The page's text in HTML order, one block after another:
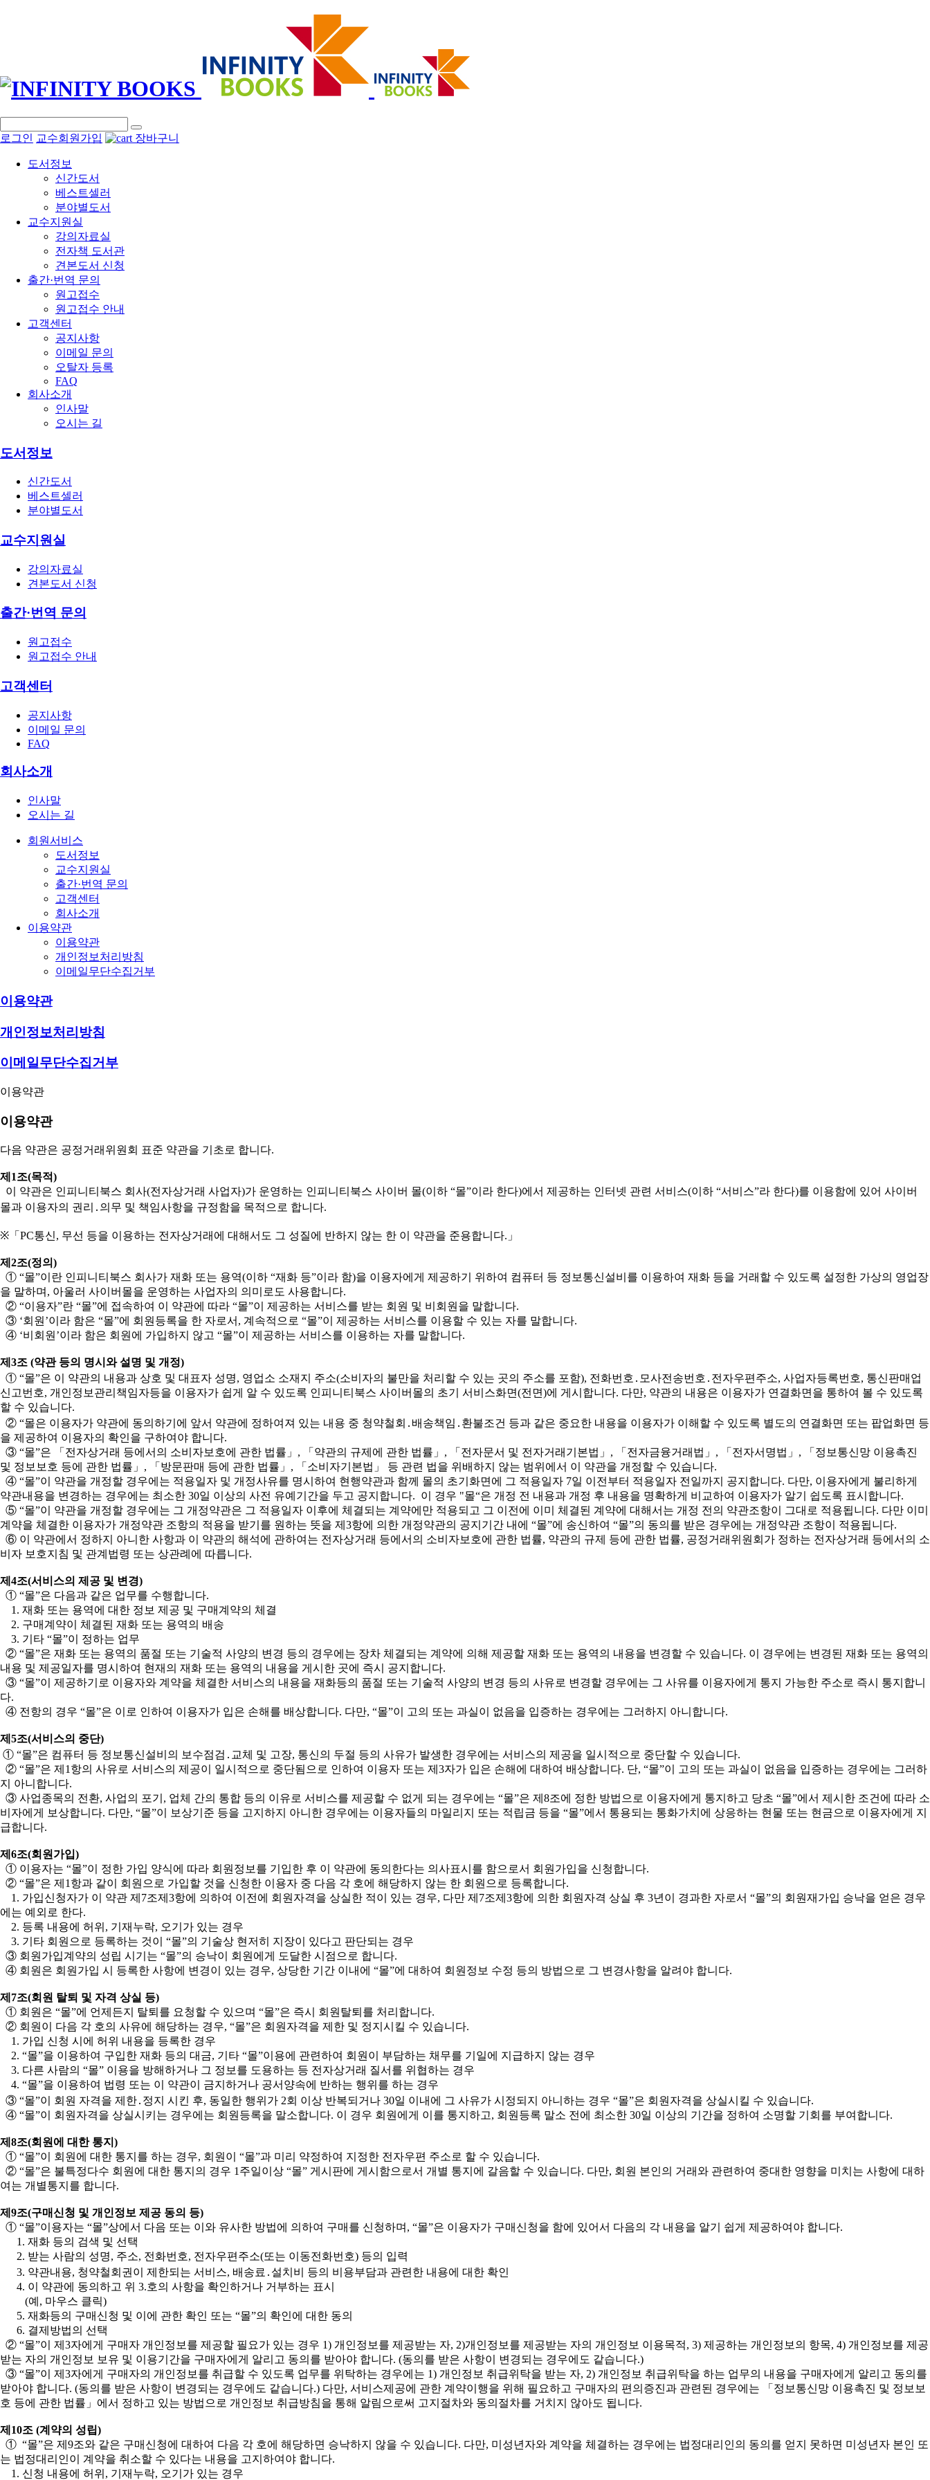
로그인 교수회원가입 장바구니
도서정보
신간도서
베스트셀러
분야별도서
교수지원실
강의자료실
전자책 도서관
견본도서 신청
출간·번역 문의
원고접수
원고접수 안내
고객센터
공지사항
이메일 문의
오탈자 등록
FAQ
회사소개
인사말
오시는 길
도서정보
신간도서
베스트셀러
분야별도서
교수지원실
강의자료실
견본도서 신청
출간·번역 문의
원고접수
원고접수 안내
고객센터
공지사항
이메일 문의
FAQ
회사소개
인사말
오시는 길
회원서비스
도서정보
교수지원실
출간·번역 문의
고객센터
회사소개
이용약관
이용약관
개인정보처리방침
이메일무단수집거부
이용약관
개인정보처리방침
이메일무단수집거부
이용약관
이용약관
다음 약관은 공정거래위원회 표준 약관을 기초로 합니다.
제1조(목적)
이 약관은 인피니티북스 회사(전자상거래 사업자)가 운영하는 인피니티북스 사이버 몰(이하 “몰”이라 한다)에서 제공하는 인터넷 관련 서비스(이하 “서비스”라 한다)를 이용함에 있어 사이버
몰과 이용자의 권리․의무 및 책임사항을 규정함을 목적으로 합니다.
※「PC통신, 무선 등을 이용하는 전자상거래에 대해서도 그 성질에 반하지 않는 한 이 약관을 준용합니다.」
제2조(정의)
① “몰”이란 인피니티북스 회사가 재화 또는 용역(이하 “재화 등”이라 함)을 이용자에게 제공하기 위하여 컴퓨터 등 정보통신설비를 이용하여 재화 등을 거래할 수 있도록 설정한 가상의 영업장
을 말하며, 아울러 사이버몰을 운영하는 사업자의 의미로도 사용합니다.
② “이용자”란 “몰”에 접속하여 이 약관에 따라 “몰”이 제공하는 서비스를 받는 회원 및 비회원을 말합니다.
③ ‘회원’이라 함은 “몰”에 회원등록을 한 자로서, 계속적으로 “몰”이 제공하는 서비스를 이용할 수 있는 자를 말합니다.
④ ‘비회원’이라 함은 회원에 가입하지 않고 “몰”이 제공하는 서비스를 이용하는 자를 말합니다.
제3조 (약관 등의 명시와 설명 및 개정)
① “몰”은 이 약관의 내용과 상호 및 대표자 성명, 영업소 소재지 주소(소비자의 불만을 처리할 수 있는 곳의 주소를 포함), 전화번호․모사전송번호․전자우편주소, 사업자등록번호, 통신판매업
신고번호, 개인정보관리책임자등을 이용자가 쉽게 알 수 있도록 인피니티북스 사이버몰의 초기 서비스화면(전면)에 게시합니다. 다만, 약관의 내용은 이용자가 연결화면을 통하여 볼 수 있도록
할 수 있습니다.
② “몰은 이용자가 약관에 동의하기에 앞서 약관에 정하여져 있는 내용 중 청약철회․배송책임․환불조건 등과 같은 중요한 내용을 이용자가 이해할 수 있도록 별도의 연결화면 또는 팝업화면 등
을 제공하여 이용자의 확인을 구하여야 합니다.
③ “몰”은 「전자상거래 등에서의 소비자보호에 관한 법률」, 「약관의 규제에 관한 법률」, 「전자문서 및 전자거래기본법」, 「전자금융거래법」, 「전자서명법」, 「정보통신망 이용촉진
및 정보보호 등에 관한 법률」, 「방문판매 등에 관한 법률」, 「소비자기본법」 등 관련 법을 위배하지 않는 범위에서 이 약관을 개정할 수 있습니다.
④ “몰”이 약관을 개정할 경우에는 적용일자 및 개정사유를 명시하여 현행약관과 함께 몰의 초기화면에 그 적용일자 7일 이전부터 적용일자 전일까지 공지합니다. 다만, 이용자에게 불리하게
약관내용을 변경하는 경우에는 최소한 30일 이상의 사전 유예기간을 두고 공지합니다. 이 경우 "몰“은 개정 전 내용과 개정 후 내용을 명확하게 비교하여 이용자가 알기 쉽도록 표시합니다.
⑤ “몰”이 약관을 개정할 경우에는 그 개정약관은 그 적용일자 이후에 체결되는 계약에만 적용되고 그 이전에 이미 체결된 계약에 대해서는 개정 전의 약관조항이 그대로 적용됩니다. 다만 이미
계약을 체결한 이용자가 개정약관 조항의 적용을 받기를 원하는 뜻을 제3항에 의한 개정약관의 공지기간 내에 “몰”에 송신하여 “몰”의 동의를 받은 경우에는 개정약관 조항이 적용됩니다.
⑥ 이 약관에서 정하지 아니한 사항과 이 약관의 해석에 관하여는 전자상거래 등에서의 소비자보호에 관한 법률, 약관의 규제 등에 관한 법률, 공정거래위원회가 정하는 전자상거래 등에서의 소
비자 보호지침 및 관계법령 또는 상관례에 따릅니다.
제4조(서비스의 제공 및 변경)
① “몰”은 다음과 같은 업무를 수행합니다.
1. 재화 또는 용역에 대한 정보 제공 및 구매계약의 체결
2. 구매계약이 체결된 재화 또는 용역의 배송
3. 기타 “몰”이 정하는 업무
② “몰”은 재화 또는 용역의 품절 또는 기술적 사양의 변경 등의 경우에는 장차 체결되는 계약에 의해 제공할 재화 또는 용역의 내용을 변경할 수 있습니다. 이 경우에는 변경된 재화 또는 용역의
내용 및 제공일자를 명시하여 현재의 재화 또는 용역의 내용을 게시한 곳에 즉시 공지합니다.
③ “몰”이 제공하기로 이용자와 계약을 체결한 서비스의 내용을 재화등의 품절 또는 기술적 사양의 변경 등의 사유로 변경할 경우에는 그 사유를 이용자에게 통지 가능한 주소로 즉시 통지합니
다.
④ 전항의 경우 “몰”은 이로 인하여 이용자가 입은 손해를 배상합니다. 다만, “몰”이 고의 또는 과실이 없음을 입증하는 경우에는 그러하지 아니합니다.
제5조(서비스의 중단)
① “몰”은 컴퓨터 등 정보통신설비의 보수점검․교체 및 고장, 통신의 두절 등의 사유가 발생한 경우에는 서비스의 제공을 일시적으로 중단할 수 있습니다.
② “몰”은 제1항의 사유로 서비스의 제공이 일시적으로 중단됨으로 인하여 이용자 또는 제3자가 입은 손해에 대하여 배상합니다. 단, “몰”이 고의 또는 과실이 없음을 입증하는 경우에는 그러하
지 아니합니다.
③ 사업종목의 전환, 사업의 포기, 업체 간의 통합 등의 이유로 서비스를 제공할 수 없게 되는 경우에는 “몰”은 제8조에 정한 방법으로 이용자에게 통지하고 당초 “몰”에서 제시한 조건에 따라 소
비자에게 보상합니다. 다만, “몰”이 보상기준 등을 고지하지 아니한 경우에는 이용자들의 마일리지 또는 적립금 등을 “몰”에서 통용되는 통화가치에 상응하는 현물 또는 현금으로 이용자에게 지
급합니다.
제6조(회원가입)
① 이용자는 “몰”이 정한 가입 양식에 따라 회원정보를 기입한 후 이 약관에 동의한다는 의사표시를 함으로서 회원가입을 신청합니다.
② “몰”은 제1항과 같이 회원으로 가입할 것을 신청한 이용자 중 다음 각 호에 해당하지 않는 한 회원으로 등록합니다.
1. 가입신청자가 이 약관 제7조제3항에 의하여 이전에 회원자격을 상실한 적이 있는 경우, 다만 제7조제3항에 의한 회원자격 상실 후 3년이 경과한 자로서 “몰”의 회원재가입 승낙을 얻은 경우
에는 예외로 한다.
2. 등록 내용에 허위, 기재누락, 오기가 있는 경우
3. 기타 회원으로 등록하는 것이 “몰”의 기술상 현저히 지장이 있다고 판단되는 경우
③ 회원가입계약의 성립 시기는 “몰”의 승낙이 회원에게 도달한 시점으로 합니다.
④ 회원은 회원가입 시 등록한 사항에 변경이 있는 경우, 상당한 기간 이내에 “몰”에 대하여 회원정보 수정 등의 방법으로 그 변경사항을 알려야 합니다.
제7조(회원 탈퇴 및 자격 상실 등)
① 회원은 “몰”에 언제든지 탈퇴를 요청할 수 있으며 “몰”은 즉시 회원탈퇴를 처리합니다.
② 회원이 다음 각 호의 사유에 해당하는 경우, “몰”은 회원자격을 제한 및 정지시킬 수 있습니다.
1. 가입 신청 시에 허위 내용을 등록한 경우
2. “몰”을 이용하여 구입한 재화 등의 대금, 기타 “몰”이용에 관련하여 회원이 부담하는 채무를 기일에 지급하지 않는 경우
3. 다른 사람의 “몰” 이용을 방해하거나 그 정보를 도용하는 등 전자상거래 질서를 위협하는 경우
4. “몰”을 이용하여 법령 또는 이 약관이 금지하거나 공서양속에 반하는 행위를 하는 경우
③ “몰”이 회원 자격을 제한․정지 시킨 후, 동일한 행위가 2회 이상 반복되거나 30일 이내에 그 사유가 시정되지 아니하는 경우 “몰”은 회원자격을 상실시킬 수 있습니다.
④ “몰”이 회원자격을 상실시키는 경우에는 회원등록을 말소합니다. 이 경우 회원에게 이를 통지하고, 회원등록 말소 전에 최소한 30일 이상의 기간을 정하여 소명할 기회를 부여합니다.
제8조(회원에 대한 통지)
① “몰”이 회원에 대한 통지를 하는 경우, 회원이 “몰”과 미리 약정하여 지정한 전자우편 주소로 할 수 있습니다.
② “몰”은 불특정다수 회원에 대한 통지의 경우 1주일이상 “몰” 게시판에 게시함으로서 개별 통지에 갈음할 수 있습니다. 다만, 회원 본인의 거래와 관련하여 중대한 영향을 미치는 사항에 대하
여는 개별통지를 합니다.
제9조(구매신청 및 개인정보 제공 동의 등)
① “몰”이용자는 “몰”상에서 다음 또는 이와 유사한 방법에 의하여 구매를 신청하며, “몰”은 이용자가 구매신청을 함에 있어서 다음의 각 내용을 알기 쉽게 제공하여야 합니다.
1. 재화 등의 검색 및 선택
2. 받는 사람의 성명, 주소, 전화번호, 전자우편주소(또는 이동전화번호) 등의 입력
3. 약관내용, 청약철회권이 제한되는 서비스, 배송료․설치비 등의 비용부담과 관련한 내용에 대한 확인
4. 이 약관에 동의하고 위 3.호의 사항을 확인하거나 거부하는 표시
(예, 마우스 클릭)
5. 재화등의 구매신청 및 이에 관한 확인 또는 “몰”의 확인에 대한 동의
6. 결제방법의 선택
② “몰”이 제3자에게 구매자 개인정보를 제공할 필요가 있는 경우 1) 개인정보를 제공받는 자, 2)개인정보를 제공받는 자의 개인정보 이용목적, 3) 제공하는 개인정보의 항목, 4) 개인정보를 제공
받는 자의 개인정보 보유 및 이용기간을 구매자에게 알리고 동의를 받아야 합니다. (동의를 받은 사항이 변경되는 경우에도 같습니다.)
③ “몰”이 제3자에게 구매자의 개인정보를 취급할 수 있도록 업무를 위탁하는 경우에는 1) 개인정보 취급위탁을 받는 자, 2) 개인정보 취급위탁을 하는 업무의 내용을 구매자에게 알리고 동의를
받아야 합니다. (동의를 받은 사항이 변경되는 경우에도 같습니다.) 다만, 서비스제공에 관한 계약이행을 위해 필요하고 구매자의 편의증진과 관련된 경우에는 「정보통신망 이용촉진 및 정보보
호 등에 관한 법률」에서 정하고 있는 방법으로 개인정보 취급방침을 통해 알림으로써 고지절차와 동의절차를 거치지 않아도 됩니다.
제10조 (계약의 성립)
① “몰”은 제9조와 같은 구매신청에 대하여 다음 각 호에 해당하면 승낙하지 않을 수 있습니다. 다만, 미성년자와 계약을 체결하는 경우에는 법정대리인의 동의를 얻지 못하면 미성년자 본인 또
는 법정대리인이 계약을 취소할 수 있다는 내용을 고지하여야 합니다.
1. 신청 내용에 허위, 기재누락, 오기가 있는 경우